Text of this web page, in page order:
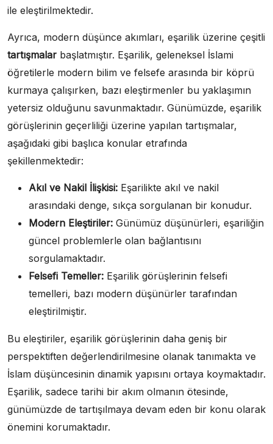
ile eleştirilmektedir.
Ayrıca, modern düşünce akımları, eşarilik üzerine çeşitli
tartışmalar başlatmıştır. Eşarilik, geleneksel İslami
öğretilerle modern bilim ve felsefe arasında bir köprü
kurmaya çalışırken, bazı eleştirmenler bu yaklaşımın
yetersiz olduğunu savunmaktadır. Günümüzde, eşarilik
görüşlerinin geçerliliği üzerine yapılan tartışmalar,
aşağıdaki gibi başlıca konular etrafında
şekillenmektedir:
Akıl ve Nakil İlişkisi: Eşarilikte akıl ve nakil
arasındaki denge, sıkça sorgulanan bir konudur.
Modern Eleştiriler: Günümüz düşünürleri, eşariliğin
güncel problemlerle olan bağlantısını
sorgulamaktadır.
Felsefi Temeller: Eşarilik görüşlerinin felsefi
temelleri, bazı modern düşünürler tarafından
eleştirilmiştir.
Bu eleştiriler, eşarilik görüşlerinin daha geniş bir
perspektiften değerlendirilmesine olanak tanımakta ve
İslam düşüncesinin dinamik yapısını ortaya koymaktadır.
Eşarilik, sadece tarihi bir akım olmanın ötesinde,
günümüzde de tartışılmaya devam eden bir konu olarak
önemini korumaktadır.